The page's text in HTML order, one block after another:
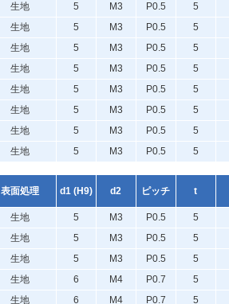
生地 5 M3 P0.5
5
生地 5 M3 P0.5
5
生地 5 M3 P0.5
5
生地 5 M3 P0.5
5
生地 5 M3 P0.5
5
生地 5 M3 P0.5
5
生地 5 M3 P0.5
5
生地 5 M3 P0.5 5
表面処理 d1 (H9) d2 ピッチ t
生地 5 M3 P0.5
5
生地 5 M3 P0.5
5
生地 5 M3 P0.5
5
生地 6 M4 P0.7
5
生地 6 M4 P0.7 5